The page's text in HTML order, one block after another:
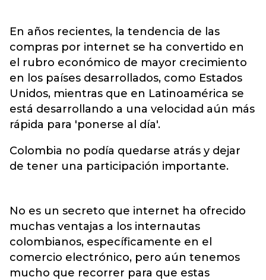
En años recientes, la tendencia de las
compras por internet se ha convertido en
el rubro económico de mayor crecimiento
en los países desarrollados, como Estados
Unidos, mientras que en Latinoamérica se
está desarrollando a una velocidad aún más
rápida para 'ponerse al día'.
Colombia no podía quedarse atrás y dejar
de tener una participación importante.
No es un secreto que internet ha ofrecido
muchas ventajas a los internautas
colombianos, específicamente en el
comercio electrónico, pero aún tenemos
mucho que recorrer para que estas